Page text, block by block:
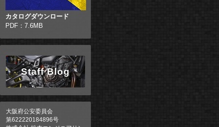
カタログダウンロード
PDF：7.6MB
Staff Blog
大阪府公安委員会
第622220184896号